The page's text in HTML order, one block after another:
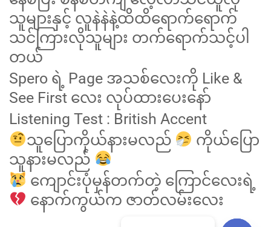
သူများနှင့် လူနဲနဲနဲ့ထိထိရောက်ရောက်
သင်ကြားလိုသူများ တက်ရောက်သင့်ပါ
တယ်
Spero ရဲ့ Page အသစ်လေးကို Like &
See First လေး လုပ်ထားပေးနော်
Listening Test : British Accent
သူပြောကိုယ်နားမလည်
ကိုယ်ပြော
သူနားမလည်
ကျောင်းပုံမှန်တက်တဲ့ ကြောင်လေးရဲ့
နောက်ကွယ်က ဇာတ်လမ်းလေး